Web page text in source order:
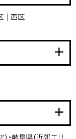
｜西区
add
add
・岐阜県（近郊エリ